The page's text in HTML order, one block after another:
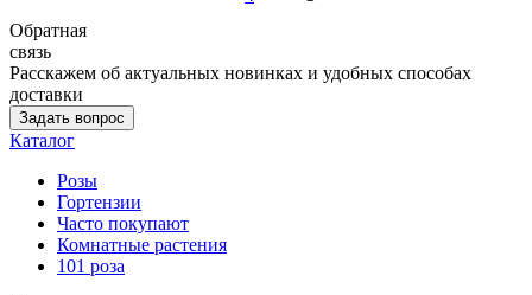
Обратная
связь
Расскажем об актуальных новинках и удобных способах
доставки
Задать вопрос
Каталог
Розы
Гортензии
Часто покупают
Комнатные растения
101 роза